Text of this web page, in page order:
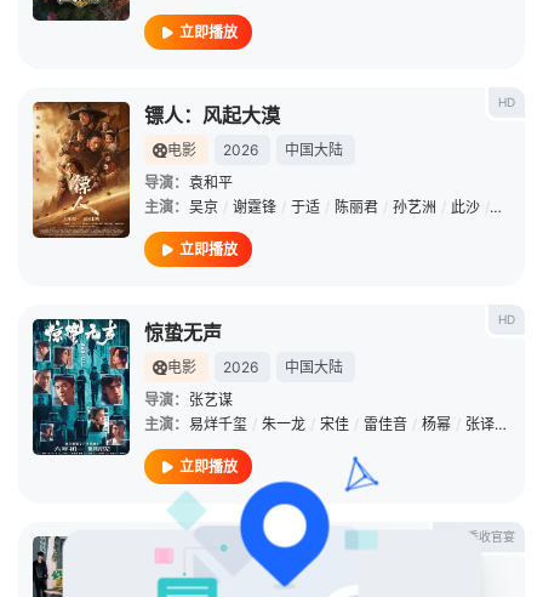
立即播放
HD
镖人：风起大漠
电影 2026
中国大陆
导演： 袁和平
主演： 吴京 / 谢霆锋 / 于适 / 陈丽君 / 孙艺洲 / 此沙 / 李云霄
立即播放
HD
惊蛰无声
电影 2026
中国大陆
导演： 张艺谋
主演： 易烊千玺 / 朱一龙 / 宋佳 / 雷佳音 / 杨幂 / 张译 /
立即播放
第三季收官宴
密室大逃脱第三季
综艺
大陆